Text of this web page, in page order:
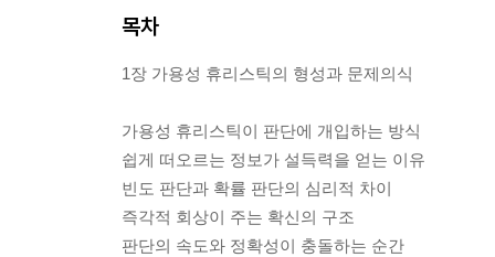
목차
1장 가용성 휴리스틱의 형성과 문제의식
가용성 휴리스틱이 판단에 개입하는 방식
쉽게 떠오르는 정보가 설득력을 얻는 이유
빈도 판단과 확률 판단의 심리적 차이
즉각적 회상이 주는 확신의 구조
판단의 속도와 정확성이 충돌하는 순간